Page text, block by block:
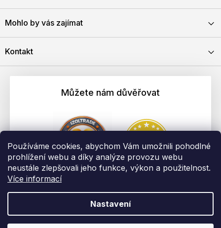
Používáme cookies, abychom Vám umožnili pohodlné
prohlížení webu a díky analýze provozu webu
neustále zlepšovali jeho funkce, výkon a použitelnost.
Více informací
Nastavení
Mohlo by vás zajímat
Kontakt
Můžete nám důvěřovat
Vytvořil Shoptet